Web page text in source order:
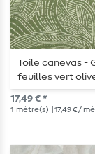
Toile canevas -
feuilles vert
17,49 € *
1 mètre(s) | 17,49 € /